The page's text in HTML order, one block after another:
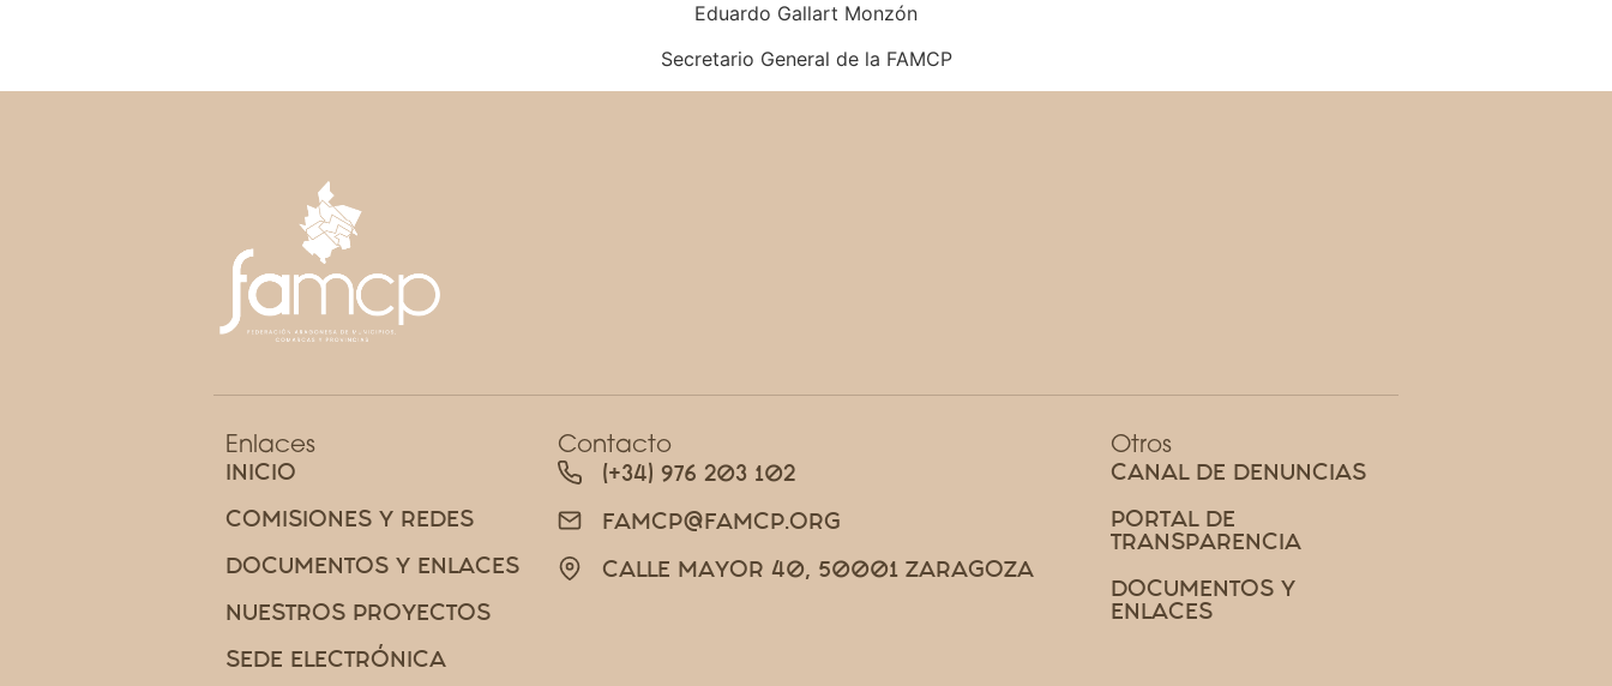
Eduardo Gallart Monzón
Secretario General de la FAMCP
Enlaces
INICIO
COMISIONES Y REDES
DOCUMENTOS Y ENLACES
NUESTROS PROYECTOS
SEDE ELECTRÓNICA
Contacto
(+34) 976 203 102
FAMCP@FAMCP.ORG
CALLE MAYOR 40, 50001 ZARAGOZA
Otros
CANAL DE DENUNCIAS
PORTAL DE
TRANSPARENCIA
DOCUMENTOS Y
ENLACES